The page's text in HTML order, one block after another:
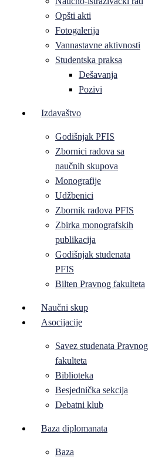
Opšti akti
Fotogalerija
Vannastavne aktivnosti
Studentska praksa
Dešavanja
Pozivi
Izdavaštvo
Godišnjak PFIS
Zbornici radova sa
naučnih skupova
Monografije
Udžbenici
Zbornik radova PFIS
Zbirka monografskih
publikacija
Godišnjak studenata
PFIS
Bilten Pravnog fakulteta
Naučni skup
Asocijacije
Savez studenata Pravnog
fakulteta
Biblioteka
Besjednička sekcija
Debatni klub
Baza diplomanata
Baza